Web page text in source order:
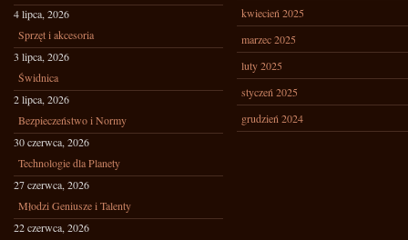
4 lipca, 2026
Sprzęt i akcesoria
3 lipca, 2026
Świdnica
2 lipca, 2026
Bezpieczeństwo i Normy
30 czerwca, 2026
Technologie dla Planety
27 czerwca, 2026
Młodzi Geniusze i Talenty
22 czerwca, 2026
kwiecień 2025
marzec 2025
luty 2025
styczeń 2025
grudzień 2024